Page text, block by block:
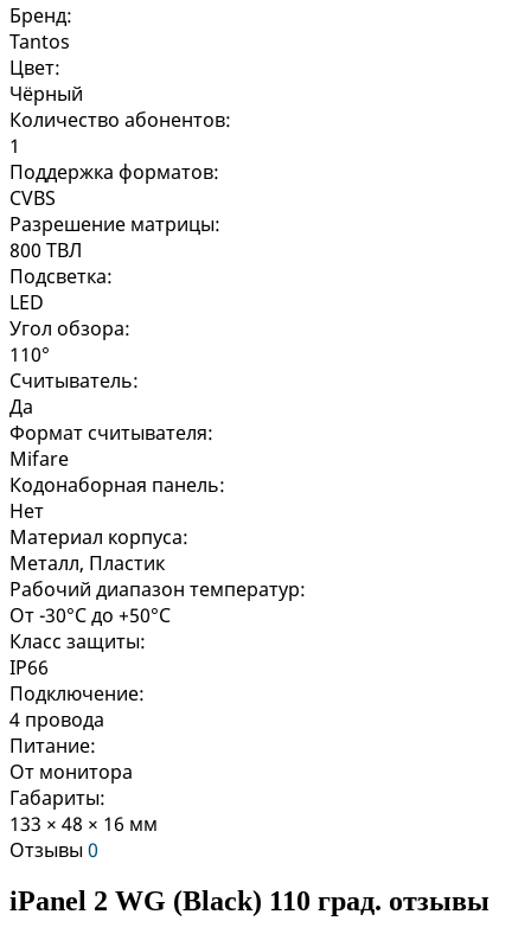
Бренд:
Tantos
Цвет:
Чёрный
Количество абонентов:
1
Поддержка форматов:
CVBS
Разрешение матрицы:
800 ТВЛ
Подсветка:
LED
Угол обзора:
110°
Считыватель:
Да
Формат считывателя:
Mifare
Кодонаборная панель:
Нет
Материал корпуса:
Металл, Пластик
Рабочий диапазон температур:
От -30°C до +50°C
Класс защиты:
IP66
Подключение:
4 провода
Питание:
От монитора
Габариты:
133 × 48 × 16 мм
Отзывы0
iPanel 2 WG (Black) 110 град. отзывы